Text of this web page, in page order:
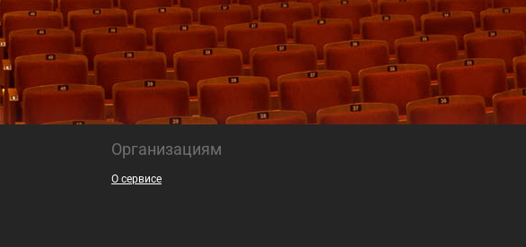
Организациям
О сервисе